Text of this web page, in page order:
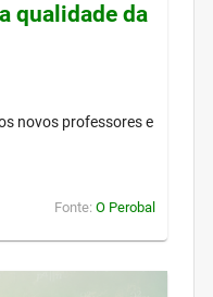
qualidade da
novos professores e
Fonte: O Perobal